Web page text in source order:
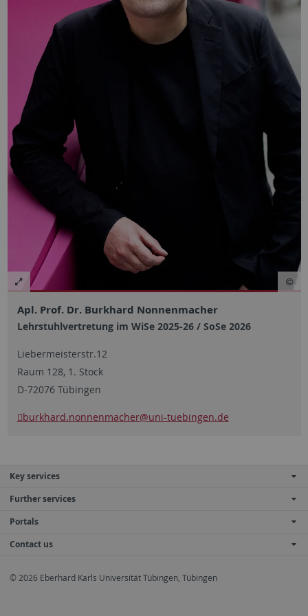
Apl. Prof. Dr. Burkhard Nonnenmacher
Lehrstuhlvertretung im WiSe 2025-26 / SoSe 2026
Liebermeisterstr.12
Raum 128, 1. Stock
D-72076 Tübingen
burkhard.nonnenmacher@uni-tuebingen.de
Key services
Further services
Portals
Contact us
© 2026 Eberhard Karls Universität Tübingen, Tübingen